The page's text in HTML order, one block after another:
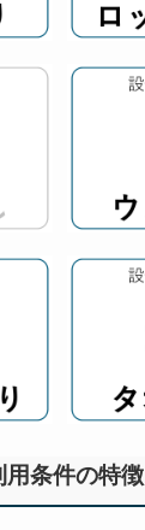
用条件の特徴